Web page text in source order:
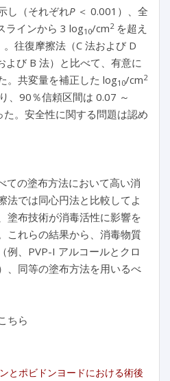
し（それぞれP＜ 0.001）、全
ラインから 3 log10/cm2を超え
往復摩擦法（C 法および D
よび B 法）と比べて、有意に
。共変量を補正した log10/cm2
、90％信頼区間は 0.07 ～
。安全性に関する問題は認め
ての塗布方法において高い消
法では同心円法と比較してよ
塗布技術が消毒活性に影響を
これらの結果から、消毒物質
例、PVP-I アルコールとクロ
、同等の塗布方法を用いるべ
ちら
とポビドンヨードにおける術後